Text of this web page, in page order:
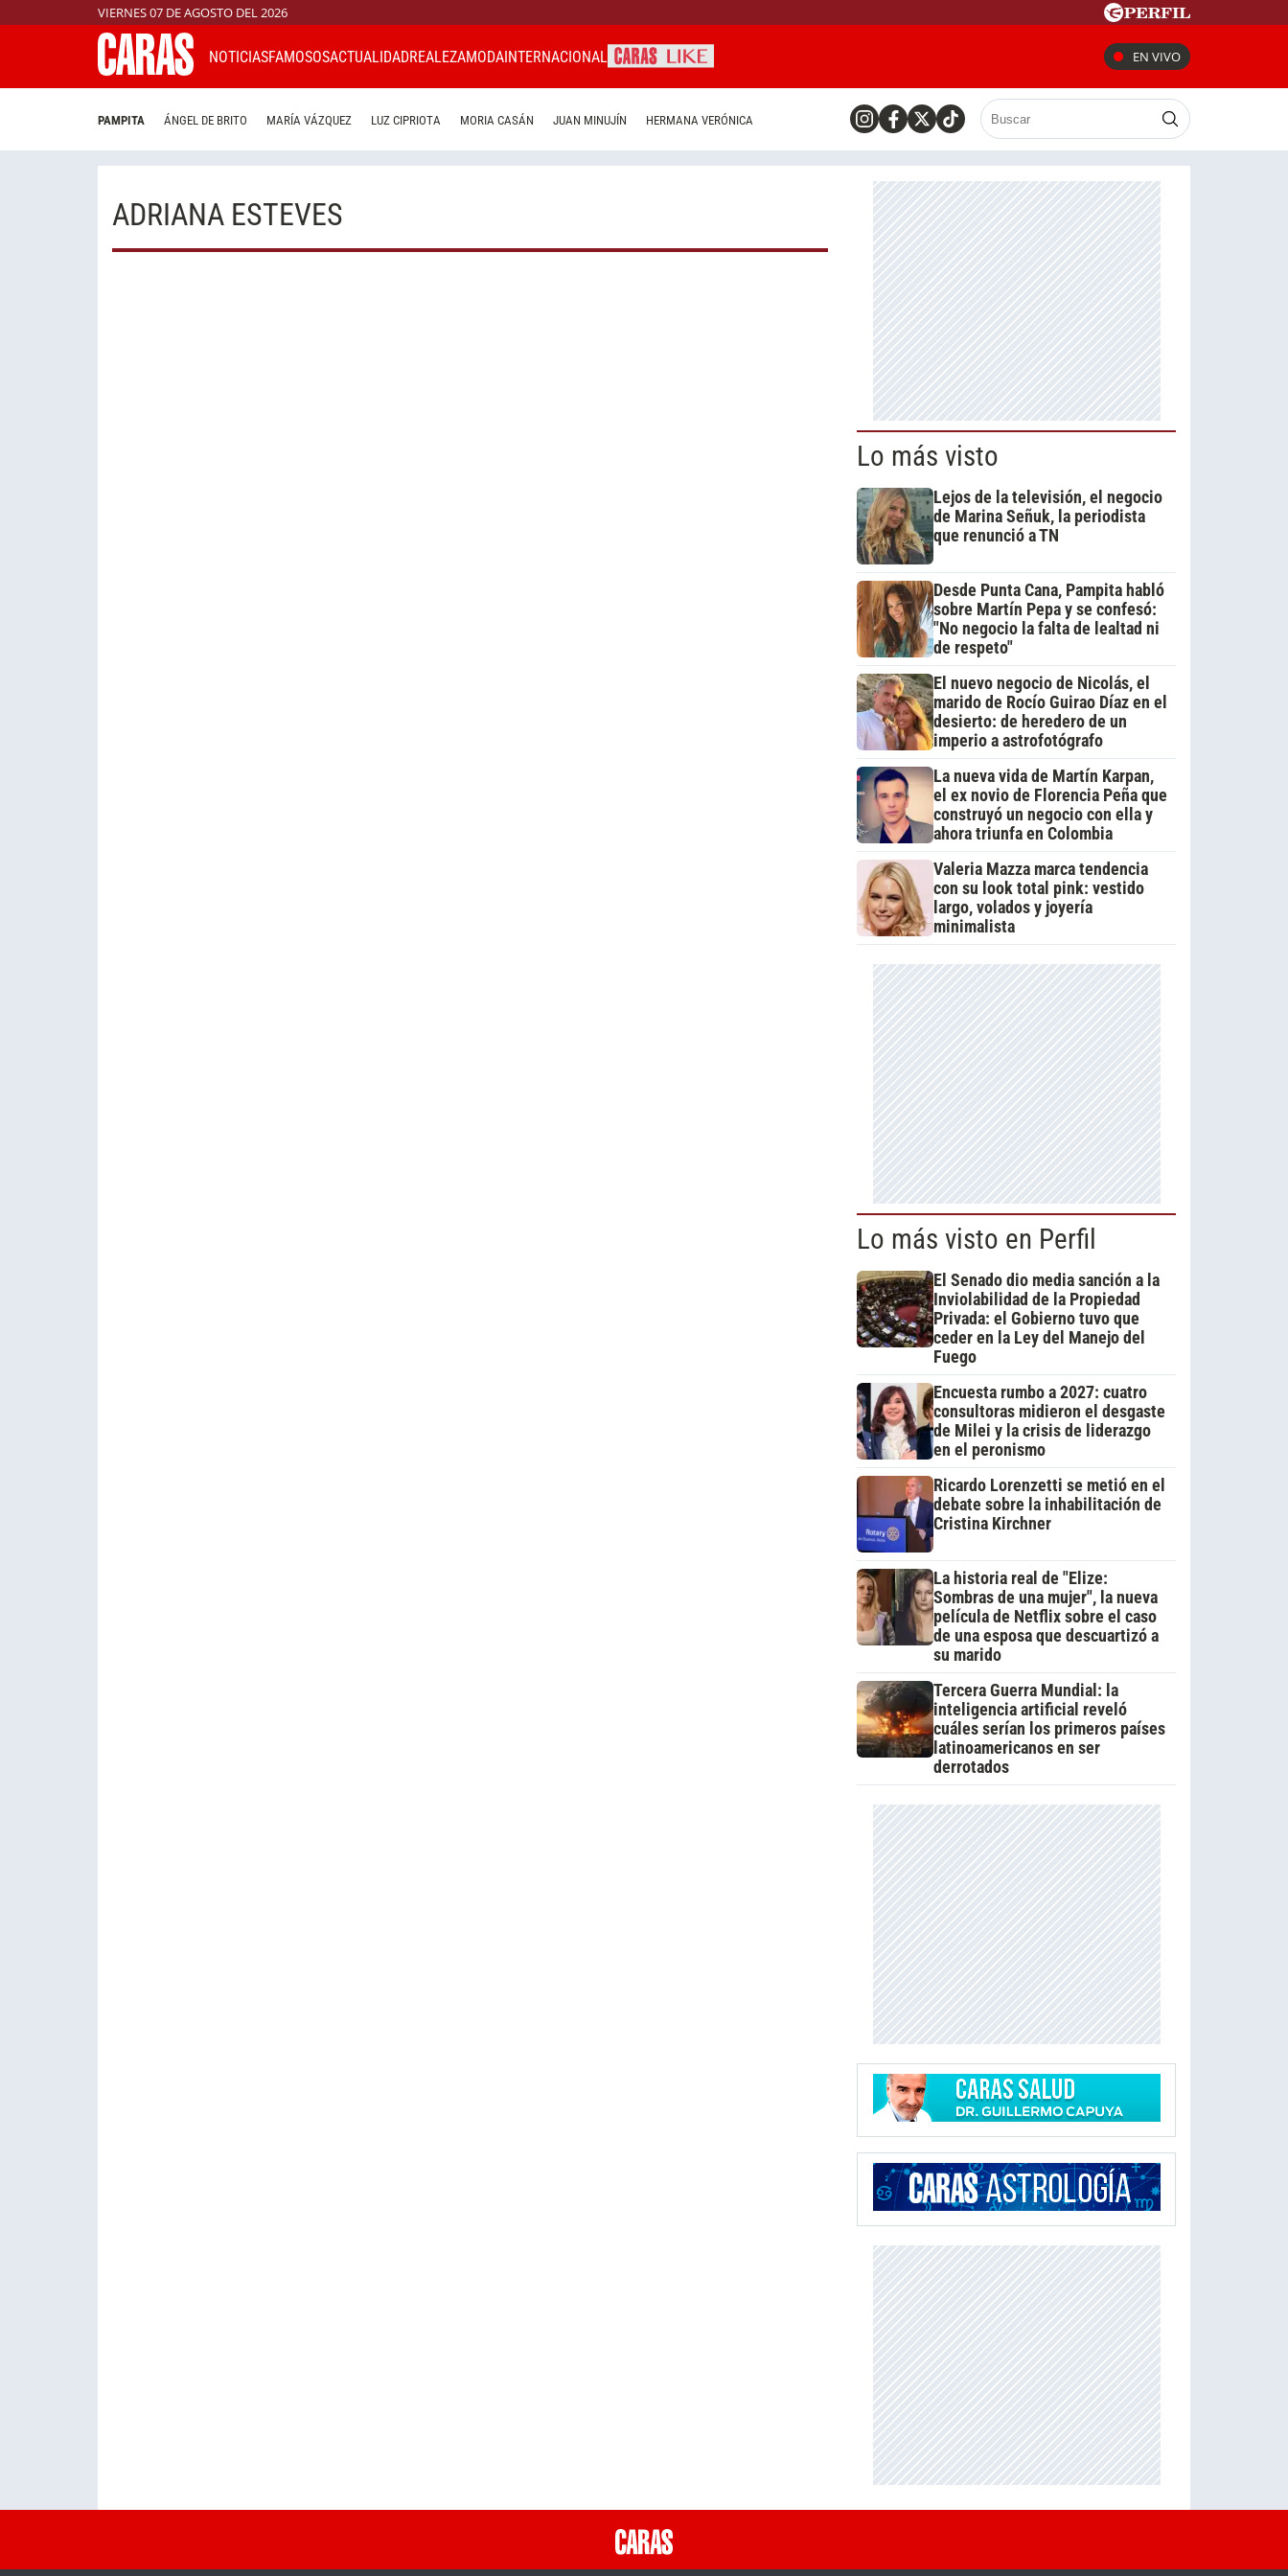
VIERNES 07 DE AGOSTO DEL 2026
NOTICIASFAMOSOSACTUALIDADREALEZAMODAINTERNACIONAL EN VIVO
PAMPITA ÁNGEL DE BRITO MARÍA VÁZQUEZ LUZ CIPRIOTA MORIA CASÁN JUAN MINUJÍN HERMANA VERÓNICA
ADRIANA ESTEVES
Lo más visto
Lejos de la televisión, el negocio
de Marina Señuk, la periodista
que renunció a TN
Desde Punta Cana, Pampita habló
sobre Martín Pepa y se confesó:
"No negocio la falta de lealtad ni
de respeto"
El nuevo negocio de Nicolás, el
marido de Rocío Guirao Díaz en el
desierto: de heredero de un
imperio a astrofotógrafo
La nueva vida de Martín Karpan,
el ex novio de Florencia Peña que
construyó un negocio con ella y
ahora triunfa en Colombia
Valeria Mazza marca tendencia
con su look total pink: vestido
largo, volados y joyería
minimalista
Lo más visto en Perfil
El Senado dio media sanción a la
Inviolabilidad de la Propiedad
Privada: el Gobierno tuvo que
ceder en la Ley del Manejo del
Fuego
Encuesta rumbo a 2027: cuatro
consultoras midieron el desgaste
de Milei y la crisis de liderazgo
en el peronismo
Ricardo Lorenzetti se metió en el
debate sobre la inhabilitación de
Cristina Kirchner
La historia real de "Elize:
Sombras de una mujer", la nueva
película de Netflix sobre el caso
de una esposa que descuartizó a
su marido
Tercera Guerra Mundial: la
inteligencia artificial reveló
cuáles serían los primeros países
latinoamericanos en ser
derrotados